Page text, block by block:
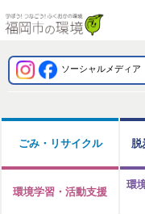
ソーシャルメディア
ごみ・リサイクル 脱
環境学習・活動支援
環